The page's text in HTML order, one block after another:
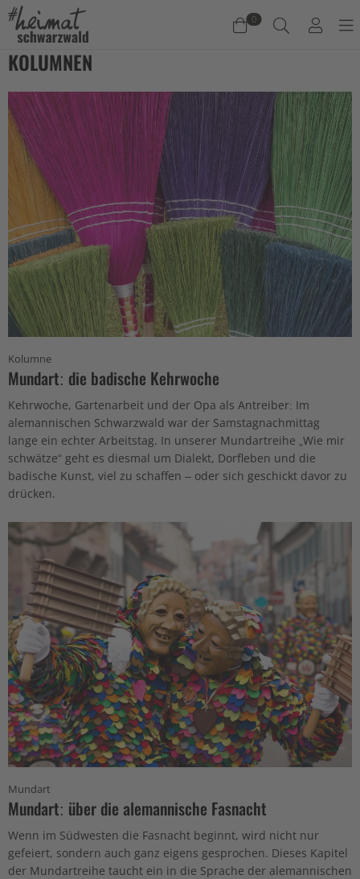
0
Es befinden sich keine Produkte im Warenkorb.
Jetzt einkaufen
KOLUMNEN
Kolumne
Mundart: die badische Kehrwoche
Kehrwoche, Gartenarbeit und der Opa als Antreiber: Im
alemannischen Schwarzwald war der Samstagnachmittag
lange ein echter Arbeitstag. In unserer Mundartreihe „Wie mir
schwätze“ geht es diesmal um Dialekt, Dorfleben und die
badische Kunst, viel zu schaffen – oder sich geschickt davor zu
drücken.
Mundart
Mundart: über die alemannische Fasnacht
Wenn im Südwesten die Fasnacht beginnt, wird nicht nur
gefeiert, sondern auch ganz eigens gesprochen. Dieses Kapitel
der Mundartreihe taucht ein in die Sprache der alemannischen